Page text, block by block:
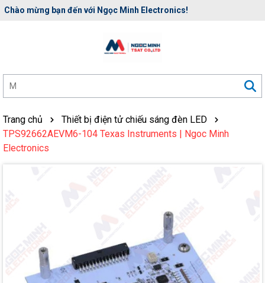
Rất nhiều ưu đãi và chương trình khuyến mãi đang chờ đợi bạn
Trang chủ
Thiết bị điện tử chiếu sáng đèn LED
TPS92662AEVM6-104 Texas Instruments | Ngoc Minh
Electronics